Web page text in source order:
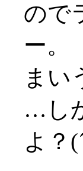
ので
ー。
まい
…し
よ？